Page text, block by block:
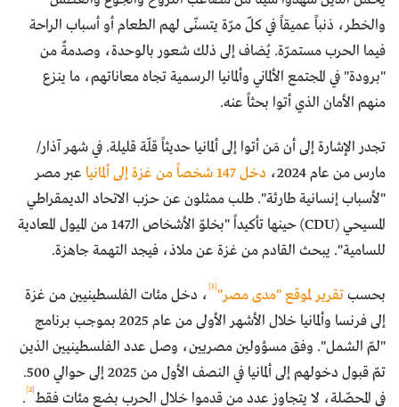
والخطر، ذنباً عميقاً في كلّ مرّة يتسنّى لهم الطعام أو أسباب الراحة
فيما الحرب مستمرّة. يُضاف إلى ذلك شعور بالوحدة، وصدمةٌ من
"برودة" في المجتمع الألماني وألمانيا الرسمية تجاه معاناتهم، ما ينزع
منهم الأمان الذي أتوا بحثاً عنه.
تجدر الإشارة إلى أن مَن أتوا إلى ألمانيا حديثاً قلّة قليلة. في شهر آذار/
مارس من عام 2024،
دخل 147 شخصاً من غزة إلى ألمانيا
عبر مصر
"لأسباب إنسانية طارئة". طلب ممثلون عن حزب الاتحاد الديمقراطي
المسيحي (CDU) حينها تأكيداً "بخلوّ الأشخاص الـ147 من الميول المعادية
للسامية". يبحث القادم من غزة عن ملاذ، فيجد التهمة جاهزة.
بحسبتقرير لموقع "مدى مصر"
، دخل مئات الفلسطينيين من غزة
إلى فرنسا وألمانيا خلال الأشهر الأولى من عام 2025 بموجب برنامج
"لمّ الشمل". وفق مسؤولين مصريين، وصل عدد الفلسطينيين الذين
تمّ قبول دخولهم إلى ألمانيا في النصف الأول من 2025 إلى حوالي 500.
في المحصّلة، لا يتجاوز عدد من قدموا خلال الحرب بضع مئات فقط .